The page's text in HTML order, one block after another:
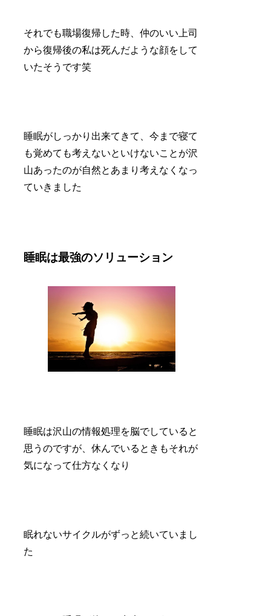
それでも職場復帰した時、仲のいい上司
から復帰後の私は死んだような顔をして
いたそうです笑
睡眠がしっかり出来てきて、今まで寝て
も覚めても考えないといけないことが沢
山あったのが自然とあまり考えなくなっ
ていきました
睡眠は最強のソリューション
睡眠は沢山の情報処理を脳でしていると
思うのですが、休んでいるときもそれが
気になって仕方なくなり
眠れないサイクルがずっと続いていまし
た